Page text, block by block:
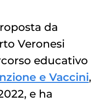
da
Veronesi
educativo
e Vaccini,
e ha